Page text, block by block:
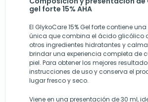
gel forte 15% AHA
El GlykoCare 15% Gel forte contiene
única que combina el ácido glicólico
otros ingredientes hidratantes y
brindar una experiencia completa de
piel. Para obtener los mejores
instrucciones de uso y conserva el
lugar fresco y seco.
Viene en una presentación de 30 ml,